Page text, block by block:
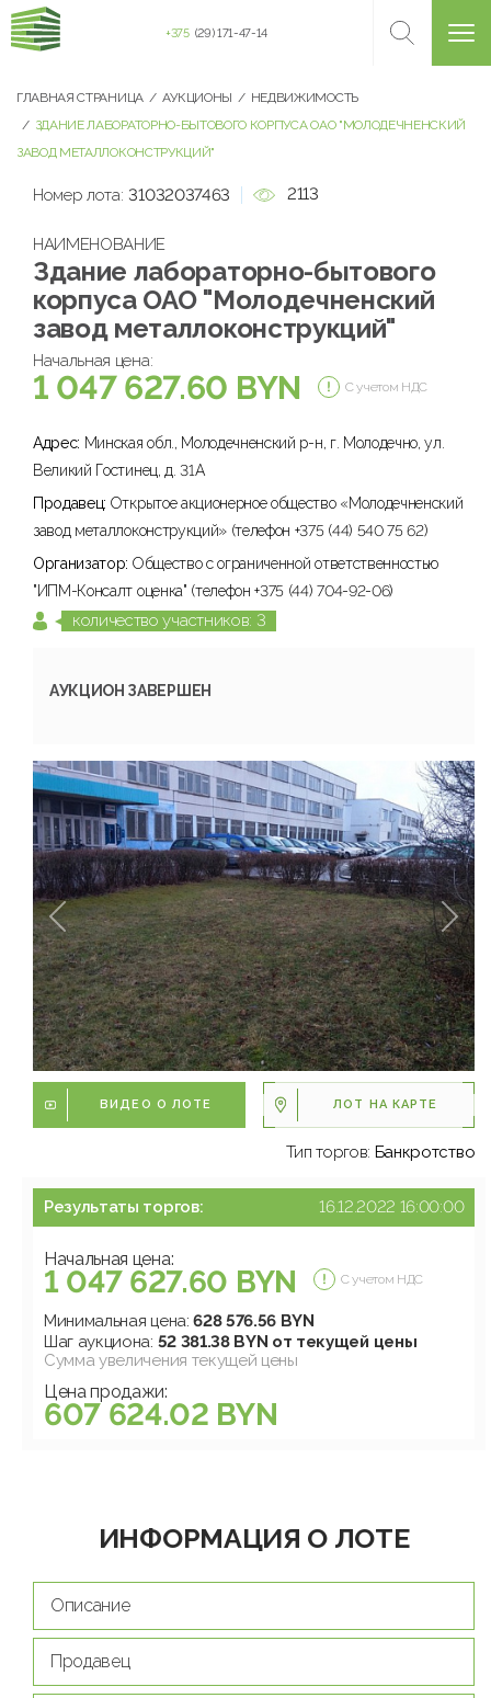
+375 (29) 171-47-14
ГЛАВНАЯ СТРАНИЦА АУКЦИОНЫ
НЕДВИЖИМОСТЬ
ЗДАНИЕ ЛАБОРАТОРНО-БЫТОВОГО КОРПУСА ОАО "МОЛОДЕЧНЕНСКИЙ
ЗАВОД МЕТАЛЛОКОНСТРУКЦИЙ"
ВИДЕО О ЛОТЕ ЛОТ НА КАРТЕ
Номер лота: 31032037463 2113
НАИМЕНОВАНИЕ
Здание лабораторно-бытового
корпуса ОАО "Молодечненский
завод металлоконструкций"
Начальная цена:
1 047 627.60 BYN С учетом НДС
Адрес: Минская обл., Молодечненский р-н, г. Молодечно, ул.
Великий Гостинец, д. 31А
Продавец: Открытое акционерное общество «Молодечненский
завод металлоконструкций» (телефон +375 (44) 540 75 62)
Организатор: Общество с ограниченной ответственностью
"ИПМ-Консалт оценка" (телефон +375 (44) 704-92-06)
количество участников: 3
АУКЦИОН ЗАВЕРШЕН
Тип торгов: Банкротство
Результаты торгов: 16.12.2022 16:00:00
Начальная цена:
1 047 627.60 BYN С учетом НДС
Минимальная цена:628 576.56 BYN
Шаг аукциона: 52 381.38 BYN от текущей цены
Сумма увеличения текущей цены
Цена продажи:
607 624.02 BYN
ИНФОРМАЦИЯ О ЛОТЕ
Описание
Продавец